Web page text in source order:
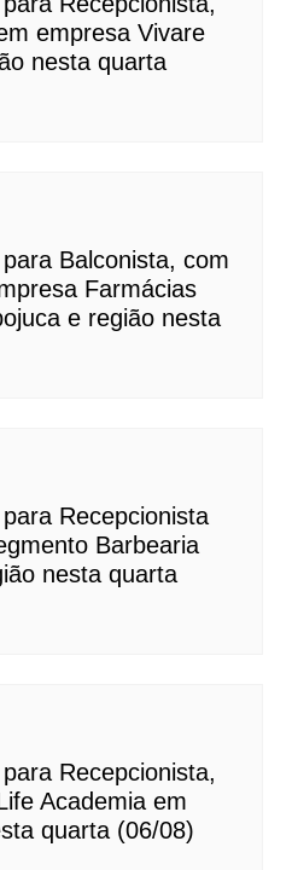
empresa Vivare
nesta quarta
Balconista, com
Farmácias
e região nesta
Recepcionista
Barbearia
nesta quarta
Recepcionista,
Academia em
quarta (06/08)